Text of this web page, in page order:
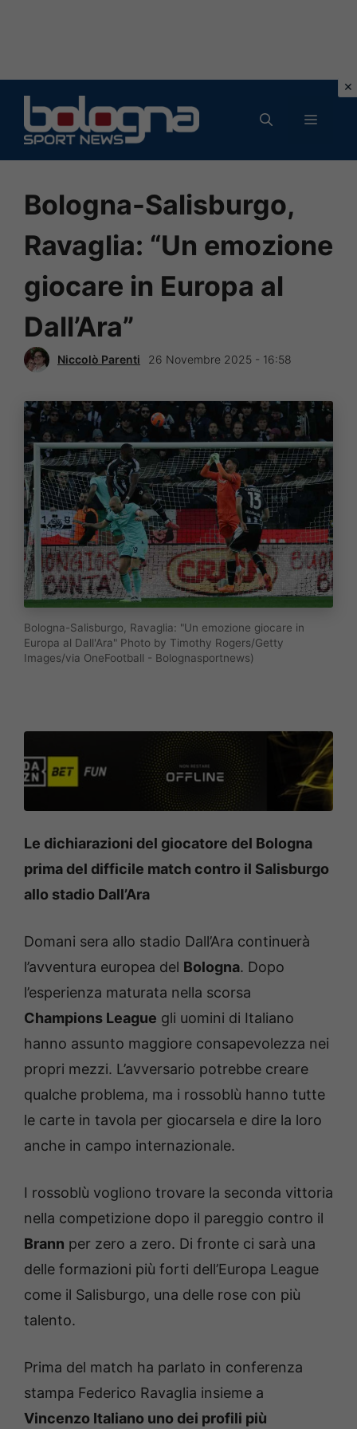
contenuto
MENU
Bologna-Salisburgo,
Ravaglia: “Un emozione
giocare in Europa al
Dall’Ara”
Niccolò Parenti 26 Novembre 2025 - 16:58
Bologna-Salisburgo, Ravaglia: "Un emozione giocare in
Europa al Dall'Ara" Photo by Timothy Rogers/Getty
Images/via OneFootball - Bolognasportnews)
Le dichiarazioni del giocatore del Bologna
prima del difficile match contro il Salisburgo
allo stadio Dall’Ara
Domani sera allo stadio Dall’Ara continuerà
l’avventura europea del Bologna. Dopo
l’esperienza maturata nella scorsa
Champions League gli uomini di Italiano
hanno assunto maggiore consapevolezza nei
propri mezzi. L’avversario potrebbe creare
qualche problema, ma i rossoblù hanno tutte
le carte in tavola per giocarsela e dire la loro
anche in campo internazionale.
I rossoblù vogliono trovare la seconda vittoria
nella competizione dopo il pareggio contro il
Brann per zero a zero. Di fronte ci sarà una
delle formazioni più forti dell’Europa League
come il Salisburgo, una delle rose con più
talento.
Prima del match ha parlato in conferenza
stampa Federico Ravaglia insieme a
Vincenzo Italiano uno dei profili più